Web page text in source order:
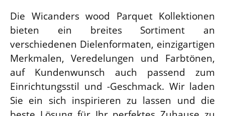
Die Wicanders wood Parquet Kollektionen
bieten ein breites Sortiment an
verschiedenen Dielenformaten, einzigartigen
Merkmalen, Veredelungen und Farbtönen,
auf Kundenwunsch auch passend zum
Einrichtungsstil und -Geschmack. Wir laden
Sie ein sich inspirieren zu lassen und die